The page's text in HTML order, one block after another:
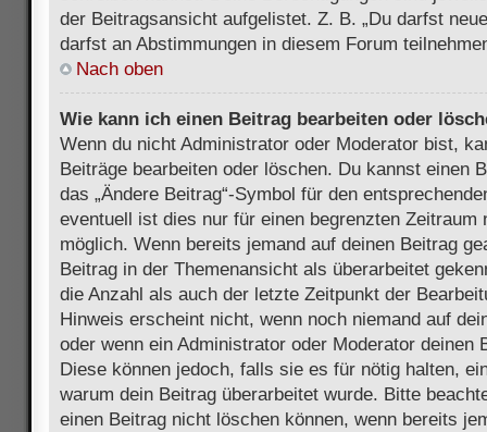
der Beitragsansicht aufgelistet. Z. B. „Du darfst
darfst an Abstimmungen in diesem Forum
Nach oben
Wie kann ich einen Beitrag bearbeiten oder
Wenn du nicht Administrator oder Moderator bist,
Beiträge bearbeiten oder löschen. Du kannst einen
das „Ändere Beitrag“-Symbol für den
eventuell ist dies nur für einen begrenzten Zeitraum
möglich. Wenn bereits jemand auf deinen Beitrag
Beitrag in der Themenansicht als überarbeitet
die Anzahl als auch der letzte Zeitpunkt der
Hinweis erscheint nicht, wenn noch niemand auf
oder wenn ein Administrator oder Moderator deinen
Diese können jedoch, falls sie es für nötig halten,
warum dein Beitrag überarbeitet wurde. Bitte
einen Beitrag nicht löschen können, wenn bereits